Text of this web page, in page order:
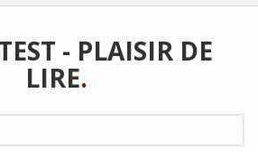
- PLAISIR DE
LIRE.
navigation